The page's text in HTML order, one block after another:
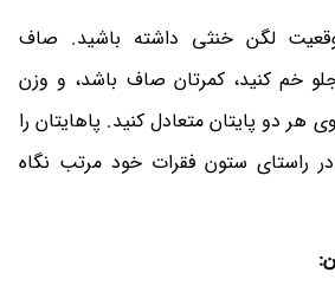
لگن خنثی داشته باشید. صاف
جلو خم کنید، کمرتان صاف باشد، و وزن
هر دو پایتان متعادل کنید. پاهایتان را
راستای ستون فقرات خود مرتب نگاه